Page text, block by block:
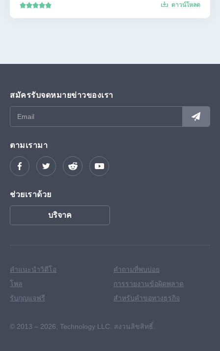
ดาวน์โหลด
สมัครรับจดหมายข่าวของเรา
ตามเรามา
ช่วยเราด้วย
บริจาค
คำแนะนำวิดีโอ
โพล
รับกุญแจฟรี
คำถามที่พบบ่อย
การรายงานข้อผิดพลาด
สำหรับคำขอทางธุรกิจ
© 2013 – 2026, Technology LLC. สงวนลิขสิทธิ์.